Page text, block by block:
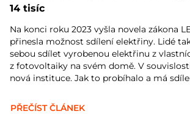
14 tisíc
Na konci roku 2023 vyšla novela zákona
přinesla možnost sdílení elektřiny. Lidé
sebou sdílet vyrobenou elektřinu z
z fotovoltaiky na svém domě. V
nová instituce. Jak to probíhalo a má
PŘEČÍST ČLÁNEK